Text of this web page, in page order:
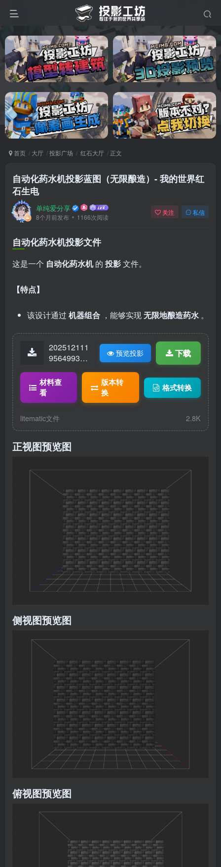
首页 大厅 投影广场 红石大厅 正文
自动化药水机投影蓝图（无限酿造）- 我的世界红
石生电
单纯爱分享
8个月前发布 1166次阅读
关注 私信
自动化药水机投影文件
这是一个 自动化药水机的 投影文件。
【特点】
该设计通过 机器组合 ，能够实现无限地酿造药水 。
202512111
95649930-
atic
预览投影 下载
材料查
看
版本转
换
格式转换
litematic文件 2.8K
正视图预览图
侧视图预览图
俯视图预览图